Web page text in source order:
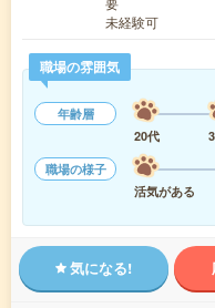
未経験可
職場の雰囲気
年齢層
20代
職場の様子
活気がある
気になる!